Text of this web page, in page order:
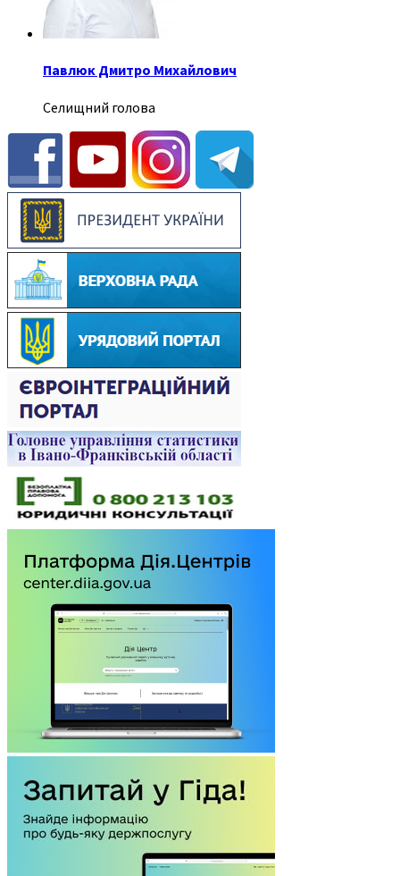
Павлюк Дмитро Михайлович
Селищний голова